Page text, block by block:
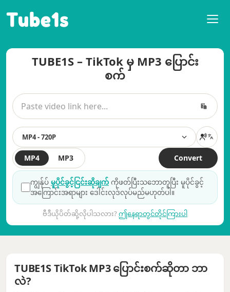
Tube1s
TUBE1S – TikTok မှ MP3 ပြောင်း
စက်
MP4 MP3
MP4 - 720P
Convert
ကျွန်ုပ် မူပိုင်ခွင့်ငြင်းဆိုချက် ကိုဖတ်ပြီးသဘောတူပြီး မူပိုင်ခွင့်
အကြောင်းအရာများ ဒေါင်းလုဒ်လုပ်မည်မဟုတ်ပါ။
ဗီဒီယိုပိတ်ဆို့လိုပါသလား? ဤနေရာတွင်တိုင်ကြားပါ
TUBE1S TikTok MP3 ပြောင်းစက်ဆိုတာ ဘာ
လဲ?